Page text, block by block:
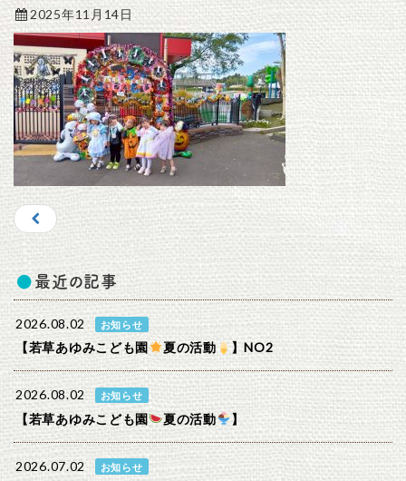
2025年11月14日
最近の記事
2026.08.02 お知らせ
【若草あゆみこども園 夏の活動 】NO2
2026.08.02 お知らせ
【若草あゆみこども園 夏の活動 】
2026.07.02 お知らせ